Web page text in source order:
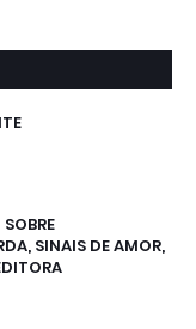
SINAIS DE AMOR,